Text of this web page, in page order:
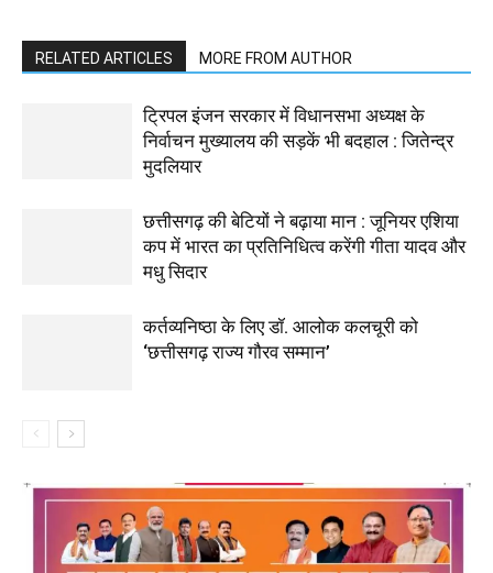
RELATED ARTICLES MORE FROM AUTHOR
ट्रिपल इंजन सरकार में विधानसभा अध्यक्ष के
निर्वाचन मुख्यालय की सड़कें भी बदहाल : जितेन्द्र
मुदलियार
छत्तीसगढ़ की बेटियों ने बढ़ाया मान : जूनियर एशिया
कप में भारत का प्रतिनिधित्व करेंगी गीता यादव और
मधु सिदार
कर्तव्यनिष्ठा के लिए डॉ. आलोक कलचूरी को
‘छत्तीसगढ़ राज्य गौरव सम्मान’